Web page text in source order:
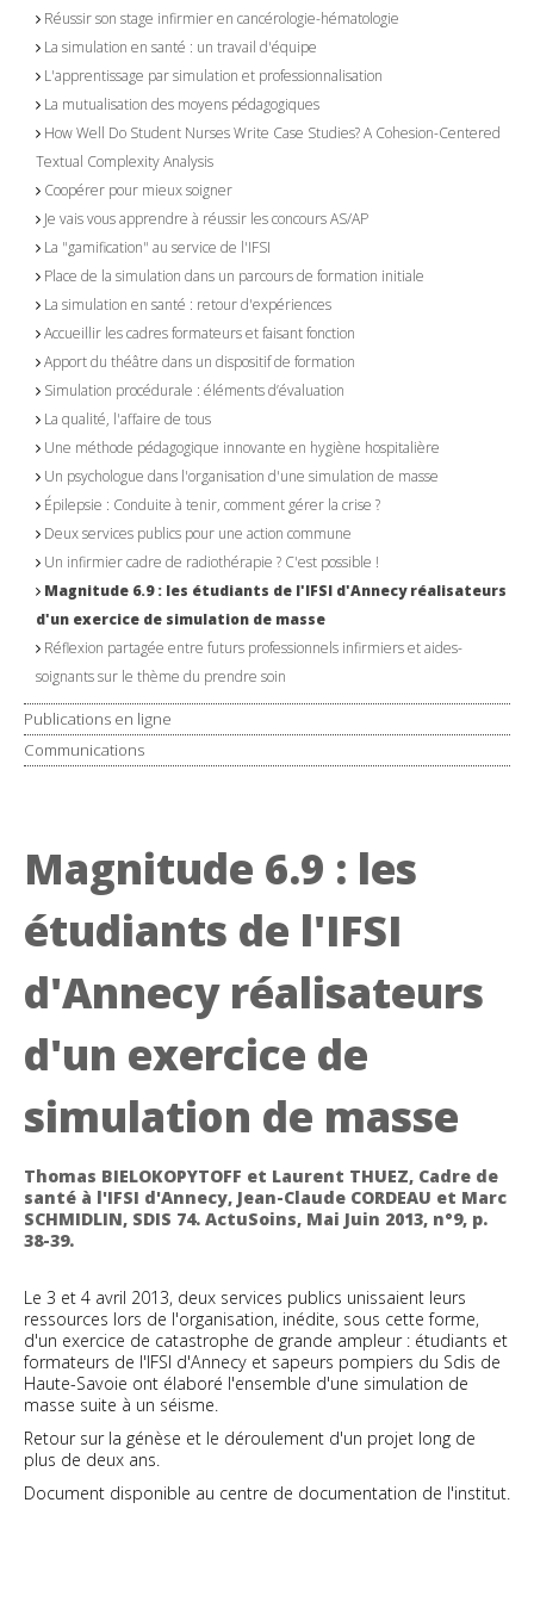
Réussir son stage infirmier en cancérologie-hématologie
La simulation en santé : un travail d'équipe
L'apprentissage par simulation et professionnalisation
La mutualisation des moyens pédagogiques
How Well Do Student Nurses Write Case Studies? A Cohesion-Centered
Textual Complexity Analysis
Coopérer pour mieux soigner
Je vais vous apprendre à réussir les concours AS/AP
La "gamification" au service de l'IFSI
Place de la simulation dans un parcours de formation initiale
La simulation en santé : retour d'expériences
Accueillir les cadres formateurs et faisant fonction
Apport du théâtre dans un dispositif de formation
Simulation procédurale : éléments d’évaluation
La qualité, l'affaire de tous
Une méthode pédagogique innovante en hygiène hospitalière
Un psychologue dans l'organisation d'une simulation de masse
Épilepsie : Conduite à tenir, comment gérer la crise ?
Deux services publics pour une action commune
Un infirmier cadre de radiothérapie ? C'est possible !
Magnitude 6.9 : les étudiants de l'IFSI d'Annecy réalisateurs
d'un exercice de simulation de masse
Réflexion partagée entre futurs professionnels infirmiers et aides-
soignants sur le thème du prendre soin
Publications en ligne
Communications
Magnitude 6.9 : les
étudiants de l'IFSI
d'Annecy réalisateurs
d'un exercice de
simulation de masse
Thomas BIELOKOPYTOFF et Laurent THUEZ, Cadre de
santé à l'IFSI d'Annecy, Jean-Claude CORDEAU et Marc
SCHMIDLIN, SDIS 74. ActuSoins, Mai Juin 2013, n°9, p.
38-39.
Le 3 et 4 avril 2013, deux services publics unissaient leurs
ressources lors de l'organisation, inédite, sous cette forme,
d'un exercice de catastrophe de grande ampleur : étudiants et
formateurs de l'IFSI d'Annecy et sapeurs pompiers du Sdis de
Haute-Savoie ont élaboré l'ensemble d'une simulation de
masse suite à un séisme.
Retour sur la génèse et le déroulement d'un projet long de
plus de deux ans.
Document disponible au centre de documentation de l'institut.